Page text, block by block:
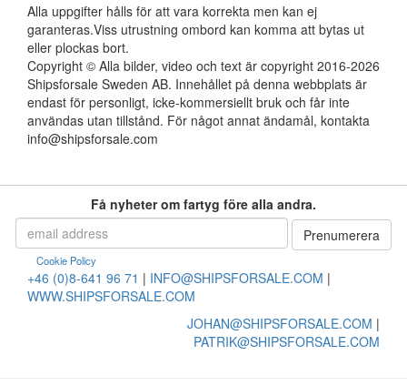
Alla uppgifter hålls för att vara korrekta men kan ej
garanteras.Viss utrustning ombord kan komma att bytas ut
eller plockas bort.
Copyright © Alla bilder, video och text är copyright 2016-2026
Shipsforsale Sweden AB. Innehållet på denna webbplats är
endast för personligt, icke-kommersiellt bruk och får inte
användas utan tillstånd. För något annat ändamål, kontakta
info@shipsforsale.com
Få nyheter om fartyg före alla andra.
Cookie Policy
+46 (0)8-641 96 71 | INFO@SHIPSFORSALE.COM |
WWW.SHIPSFORSALE.COM
JOHAN@SHIPSFORSALE.COM |
PATRIK@SHIPSFORSALE.COM